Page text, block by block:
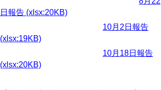
日報告 (xlsx:20KB)
10月2日報告
(xlsx:19KB)
10月18日報告
(xlsx:20KB)